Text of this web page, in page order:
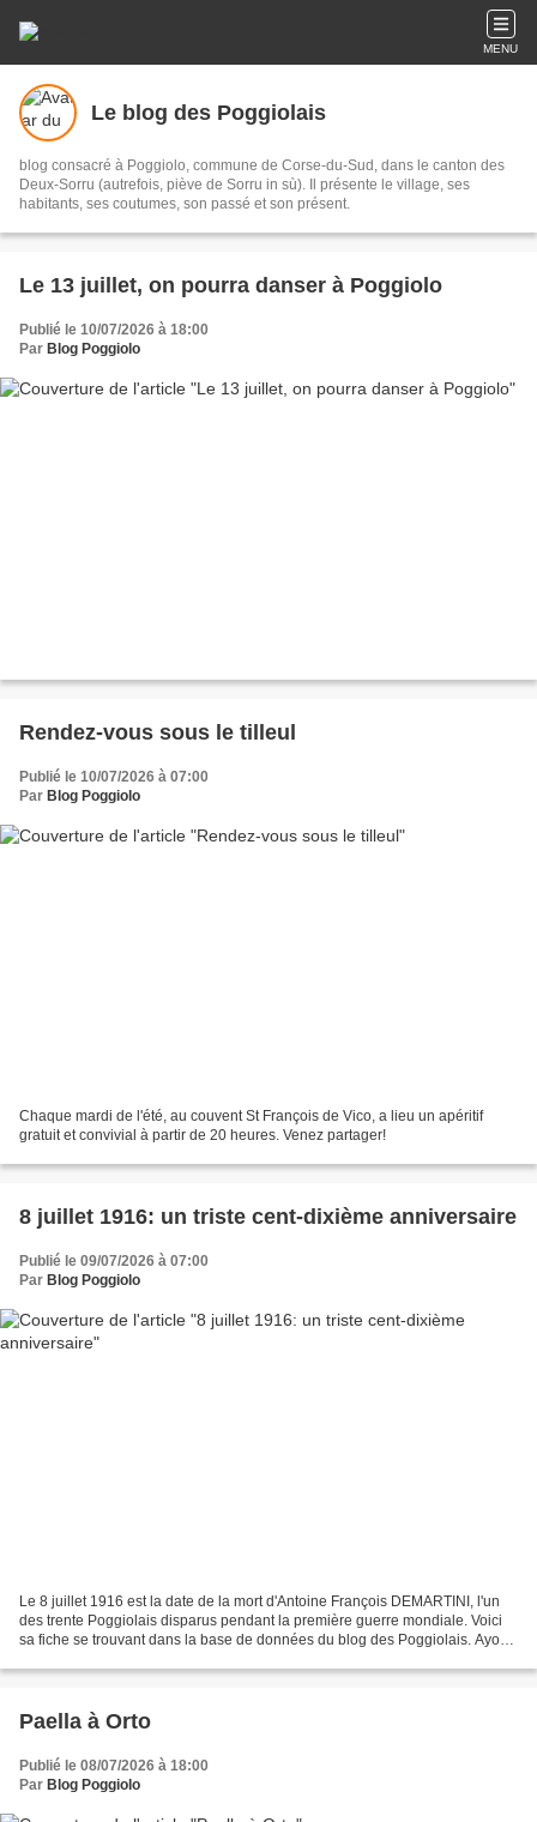
MENU
Le blog des Poggiolais
blog consacré à Poggiolo, commune de Corse-du-Sud, dans le canton des
Deux-Sorru (autrefois, piève de Sorru in sù). Il présente le village, ses
habitants, ses coutumes, son passé et son présent.
Le 13 juillet, on pourra danser à Poggiolo
Publié le 10/07/2026 à 18:00
Par Blog Poggiolo
Rendez-vous sous le tilleul
Publié le 10/07/2026 à 07:00
Par Blog Poggiolo
Chaque mardi de l'été, au couvent St François de Vico, a lieu un apéritif
gratuit et convivial à partir de 20 heures. Venez partager!
8 juillet 1916: un triste cent-dixième anniversaire
Publié le 09/07/2026 à 07:00
Par Blog Poggiolo
Le 8 juillet 1916 est la date de la mort d'Antoine François DEMARTINI, l'un
des trente Poggiolais disparus pendant la première guerre mondiale. Voici
sa fiche se trouvant dans la base de données du blog des Poggiolais. Ayons
Paella à Orto
Publié le 08/07/2026 à 18:00
Par Blog Poggiolo